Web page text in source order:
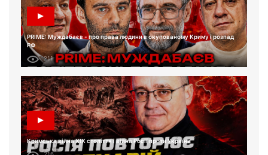
PRIME: Муждабаєв - про права людини в окупованому Криму і розпад
РФ
211
Кримська війна XIX століття і війна Росії проти України